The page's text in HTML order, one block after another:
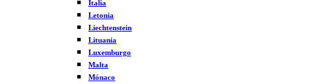
Italia
Letonia
Liechtenstein
Lituania
Luxemburgo
Malta
Mónaco